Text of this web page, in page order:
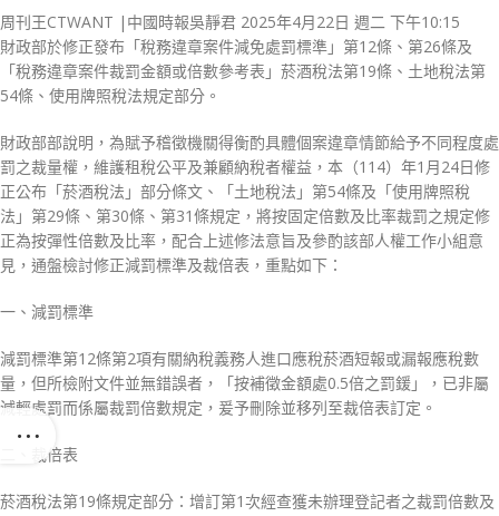
周刊王CTWANT |中國時報吳靜君 2025年4月22日 週二 下午10:15
財政部於修正發布「稅務違章案件減免處罰標準」第12條、第26條及
「稅務違章案件裁罰金額或倍數參考表」菸酒稅法第19條、土地稅法第
54條、使用牌照稅法規定部分。
財政部部說明，為賦予稽徵機關得衡酌具體個案違章情節給予不同程度處
罰之裁量權，維護租稅公平及兼顧納稅者權益，本（114）年1月24日修
正公布「菸酒稅法」部分條文、「土地稅法」第54條及「使用牌照稅
法」第29條、第30條、第31條規定，將按固定倍數及比率裁罰之規定修
正為按彈性倍數及比率，配合上述修法意旨及參酌該部人權工作小組意
見，通盤檢討修正減罰標準及裁倍表，重點如下：
一、減罰標準
減罰標準第12條第2項有關納稅義務人進口應稅菸酒短報或漏報應稅數
量，但所檢附文件並無錯誤者，「按補徵金額處0.5倍之罰鍰」，已非屬
減輕處罰而係屬裁罰倍數規定，爰予刪除並移列至裁倍表訂定。
二、裁倍表
菸酒稅法第19條規定部分：增訂第1次經查獲未辦理登記者之裁罰倍數及